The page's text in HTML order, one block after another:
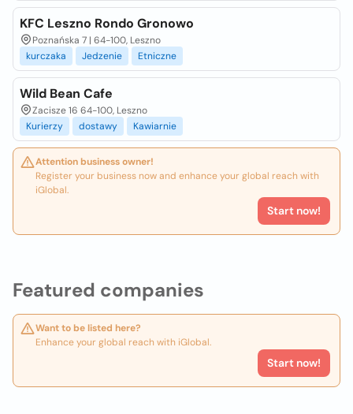
Featured companies
Want to be listed here?
Enhance your global reach with iGlobal.
Start now!
KFC Leszno Rondo Gronowo
Poznańska 7 | 64-100, Leszno
kurczaka
Jedzenie Etniczne
Wild Bean Cafe
Zacisze 16 64-100, Leszno
Kurierzy
dostawy Kawiarnie
Attention business owner!
Register your business now and enhance your global reach with
iGlobal.
Start now!